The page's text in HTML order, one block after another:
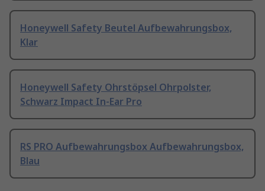
Honeywell Safety Beutel Aufbewahrungsbox,
Klar
Honeywell Safety Ohrstöpsel Ohrpolster,
Schwarz Impact In-Ear Pro
RS PRO Aufbewahrungsbox Aufbewahrungsbox,
Blau